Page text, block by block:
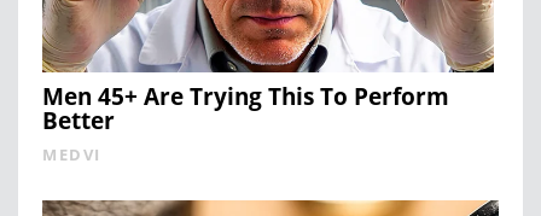
Men 45+ Are Trying This To Perform
Better
MEDVI